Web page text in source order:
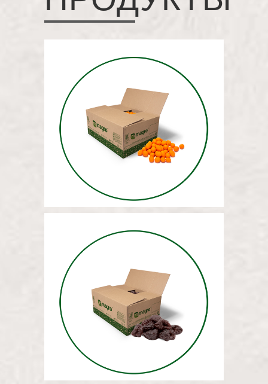
МАССОВЫЙ
АРОМАТИЗИРОВАННЫЙ
АРАХИС 12,5 КГ
МАССА СУШЕНЫХ СЛИВ
(ЧИЛИ) 12,5 КГ